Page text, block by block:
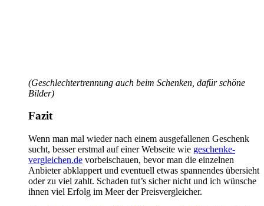
(Geschlechtertrennung auch beim Schenken, dafür schöne
Bilder)
Fazit
Wenn man mal wieder nach einem ausgefallenen Geschenk
sucht, besser erstmal auf einer Webseite wie geschenke-
vergleichen.de vorbeischauen, bevor man die einzelnen
Anbieter abklappert und eventuell etwas spannendes übersieht
oder zu viel zahlt. Schaden tut’s sicher nicht und ich wünsche
ihnen viel Erfolg im Meer der Preisvergleicher.